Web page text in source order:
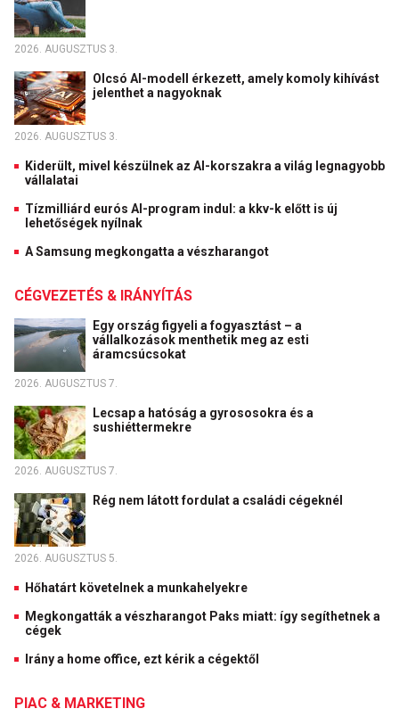
2026. AUGUSZTUS 3.
Olcsó AI-modell érkezett, amely komoly kihívást
jelenthet a nagyoknak
2026. AUGUSZTUS 3.
Kiderült, mivel készülnek az AI-korszakra a világ legnagyobb
vállalatai
Tízmilliárd eurós AI-program indul: a kkv-k előtt is új
lehetőségek nyílnak
A Samsung megkongatta a vészharangot
CÉGVEZETÉS & IRÁNYÍTÁS
Egy ország figyeli a fogyasztást – a
vállalkozások menthetik meg az esti
áramcsúcsokat
2026. AUGUSZTUS 7.
Lecsap a hatóság a gyrososokra és a
sushiéttermekre
2026. AUGUSZTUS 7.
Rég nem látott fordulat a családi cégeknél
2026. AUGUSZTUS 5.
Hőhatárt követelnek a munkahelyekre
Megkongatták a vészharangot Paks miatt: így segíthetnek a
cégek
Irány a home office, ezt kérik a cégektől
PIAC & MARKETING